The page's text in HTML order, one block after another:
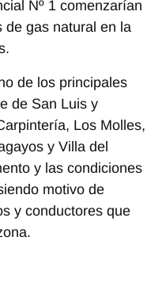
Nº 1 comenzarían
de gas natural en la
de los principales
de San Luis y
Los Molles,
y Villa del
y las condiciones
motivo de
y conductores que